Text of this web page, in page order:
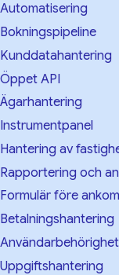
Automatisering
Bokningspipeline
Kunddatahantering
Öppet API
Ägarhantering
Instrumentpanel
Hantering av
Rapportering och
Formulär före
Betalningshantering
Uppgiftshantering